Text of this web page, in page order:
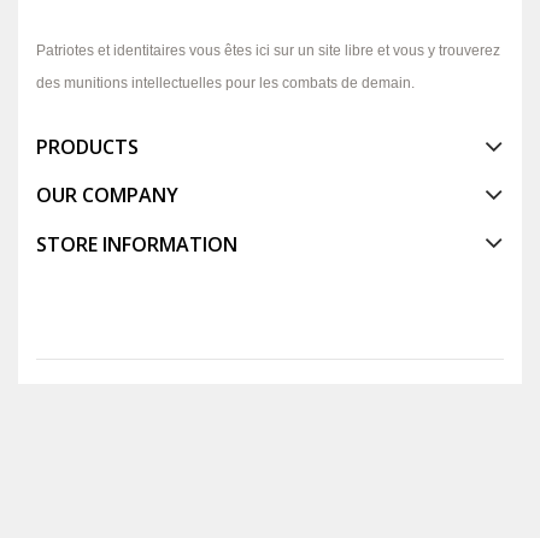
Patriotes et identitaires vous êtes ici sur un site libre et vous y trouverez
des munitions intellectuelles pour les combats de demain.
PRODUCTS
OUR COMPANY
STORE INFORMATION